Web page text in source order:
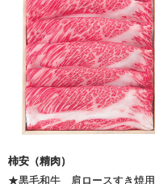
柿安（精肉）
★黒毛和牛 肩ロースすき焼用